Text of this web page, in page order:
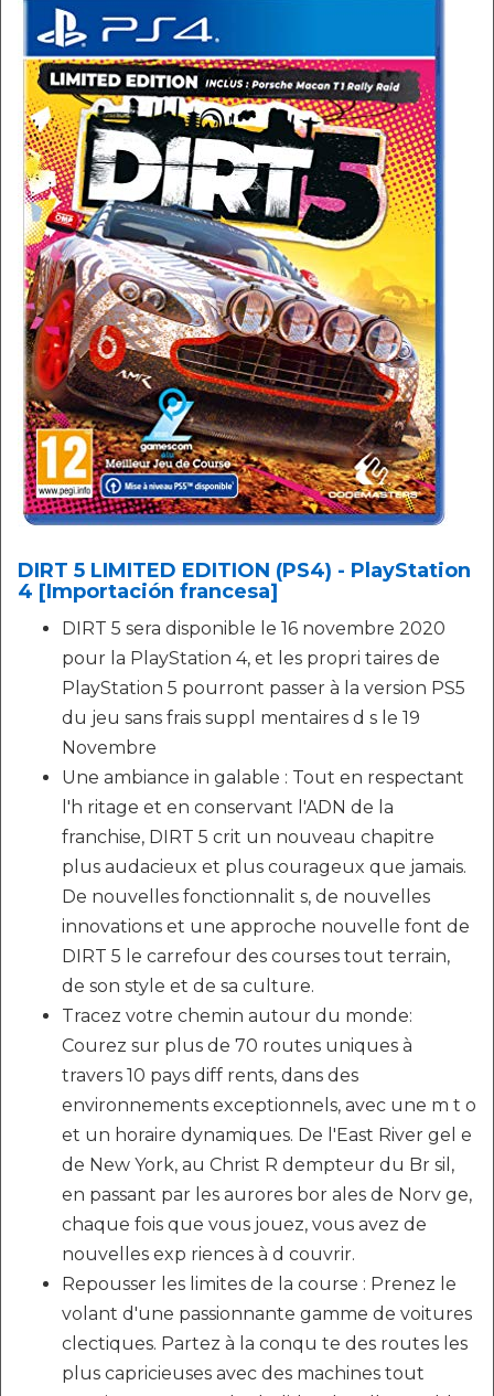
DIRT 5 LIMITED EDITION (PS4) - PlayStation
4 [Importación francesa]
DIRT 5 sera disponible le 16 novembre 2020
pour la PlayStation 4, et les propri taires de
PlayStation 5 pourront passer à la version PS5
du jeu sans frais suppl mentaires d s le 19
Novembre
Une ambiance in galable : Tout en respectant
l'h ritage et en conservant l'ADN de la
franchise, DIRT 5 crit un nouveau chapitre
plus audacieux et plus courageux que jamais.
De nouvelles fonctionnalit s, de nouvelles
innovations et une approche nouvelle font de
DIRT 5 le carrefour des courses tout terrain,
de son style et de sa culture.
Tracez votre chemin autour du monde:
Courez sur plus de 70 routes uniques à
travers 10 pays diff rents, dans des
environnements exceptionnels, avec une m t o
et un horaire dynamiques. De l'East River gel e
de New York, au Christ R dempteur du Br sil,
en passant par les aurores bor ales de Norv ge,
chaque fois que vous jouez, vous avez de
nouvelles exp riences à d couvrir.
Repousser les limites de la course : Prenez le
volant d'une passionnante gamme de voitures
clectiques. Partez à la conqu te des routes les
plus capricieuses avec des machines tout